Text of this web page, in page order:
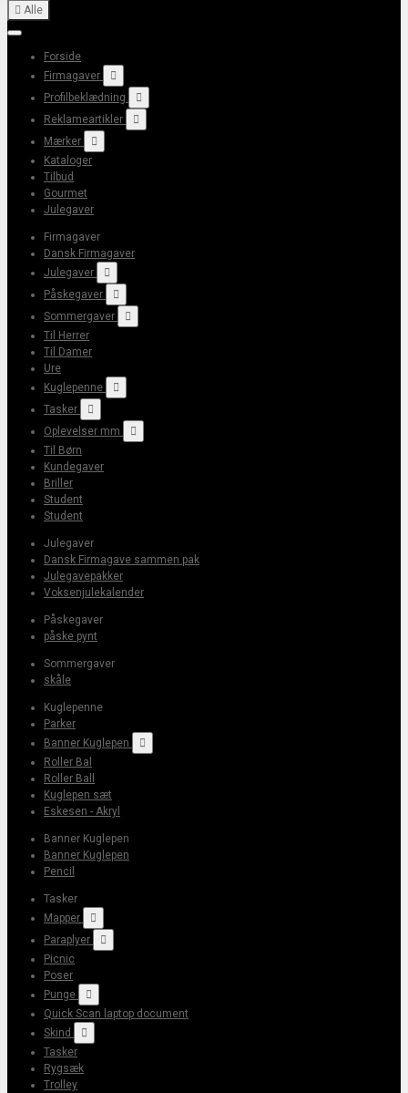
 Alle
Forside
Firmagaver

Profilbeklædning

Reklameartikler

Mærker

Kataloger
Tilbud
Gourmet
Julegaver
Firmagaver
Dansk Firmagaver
Julegaver

Påskegaver

Sommergaver

Til Herrer
Til Damer
Ure
Kuglepenne

Tasker

Oplevelser mm

Til Børn
Kundegaver
Briller
Student
Student
Julegaver
Dansk Firmagave sammen pak
Julegavepakker
Voksenjulekalender
Påskegaver
påske pynt
Sommergaver
skåle
Kuglepenne
Parker
Banner Kuglepen

Roller Bal
Roller Ball
Kuglepen sæt
Eskesen - Akryl
Banner Kuglepen
Banner Kuglepen
Pencil
Tasker
Mapper

Paraplyer

Picnic
Poser
Punge

Quick Scan laptop document
Skind

Tasker
Rygsæk
Trolley